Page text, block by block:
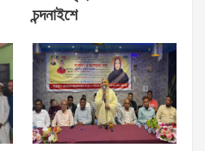
চন্দনাইশে